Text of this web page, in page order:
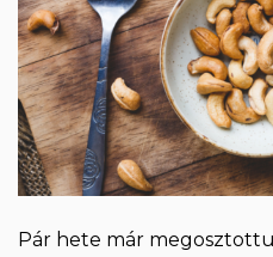
Pár hete már